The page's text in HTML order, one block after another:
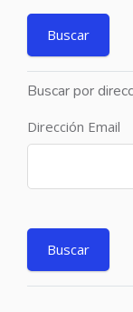
Buscar por
Dirección Email